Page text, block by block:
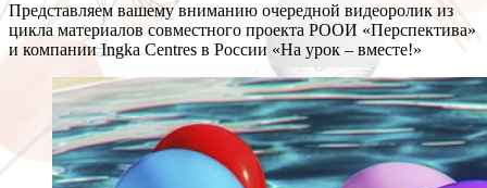
Представляем вашему вниманию очередной видеоролик из
цикла материалов совместного проекта РООИ «Перспектива»
и компании Ingka Centres в России «На урок – вместе!»